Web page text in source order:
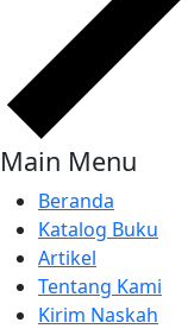
Main Menu
Beranda
Katalog Buku
Artikel
Tentang Kami
Kirim Naskah